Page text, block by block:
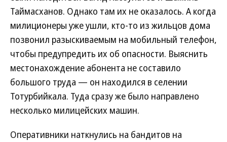
Таймасханов. Однако там их не оказалось. А когда
милиционеры уже ушли, кто-то из жильцов дома
позвонил разыскиваемым на мобильный телефон,
чтобы предупредить их об опасности. Выяснить
местонахождение абонента не составило
большого труда — он находился в селении
Тотурбийкала. Туда сразу же было направлено
несколько милицейских машин.
Оперативники наткнулись на бандитов на